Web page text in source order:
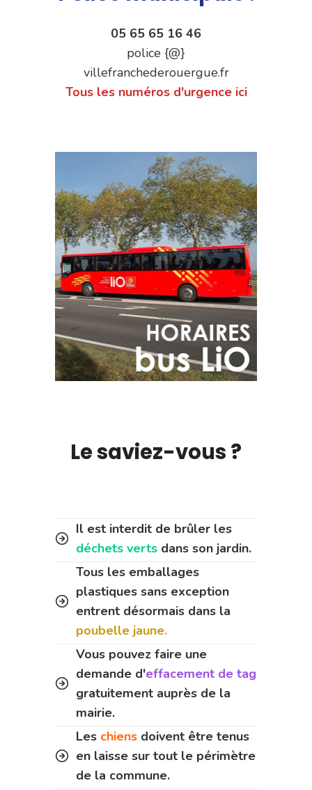
05 65 65 16 46
police {@}
villefranchederouergue.fr
Tous les numéros d'urgence ici
Le saviez-vous ?
Il est interdit de brûler les
déchets verts dans son jardin.
Tous les emballages
plastiques sans exception
entrent désormais dans la
poubelle jaune.
Vous pouvez faire une
demande d'effacement de tag
gratuitement auprès de la
mairie.
Les chiens doivent être tenus
en laisse sur tout le périmètre
de la commune.